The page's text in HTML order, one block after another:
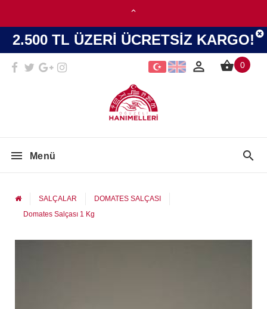
2.500 TL ÜZERİ ÜCRETSİZ KARGO!
0
Menü
SALÇALAR
DOMATES SALÇASI
Domates Salçası 1 Kg